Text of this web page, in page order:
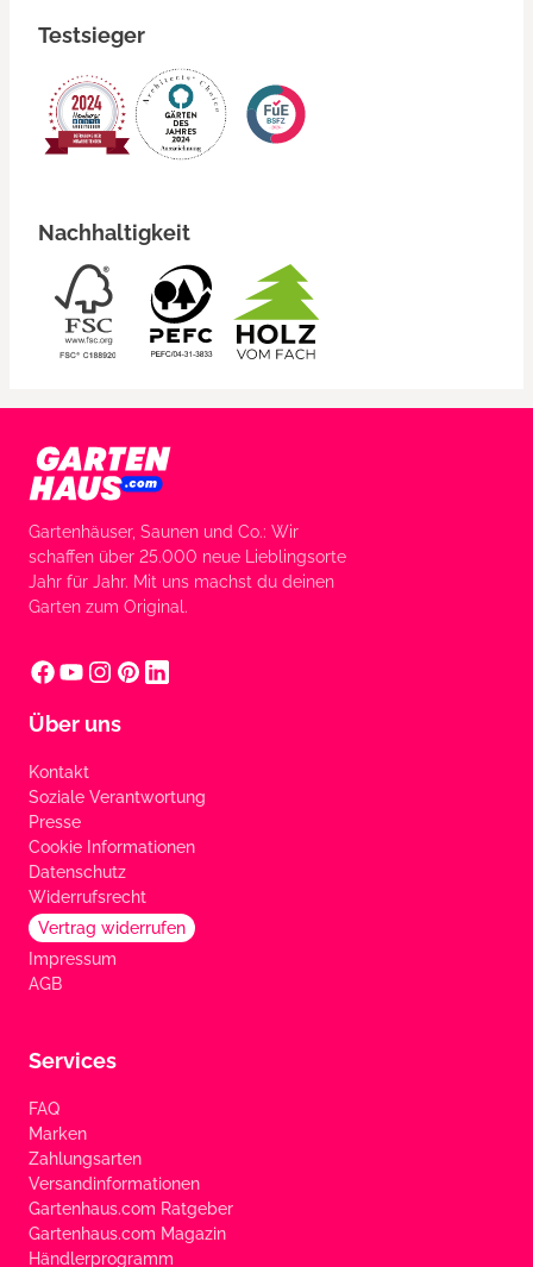
Testsieger
Nachhaltigkeit
Gartenhäuser, Saunen und Co.: Wir
schaffen über 25.000 neue Lieblingsorte
Jahr für Jahr. Mit uns machst du deinen
Garten zum Original.
Über uns
Kontakt
Soziale Verantwortung
Presse
Cookie Informationen
Datenschutz
Widerrufsrecht
Vertrag widerrufen
Impressum
AGB
Services
FAQ
Marken
Zahlungsarten
Versandinformationen
Gartenhaus.com Ratgeber
Gartenhaus.com Magazin
Händlerprogramm